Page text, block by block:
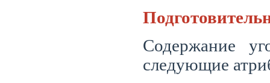
Содержание
следующие